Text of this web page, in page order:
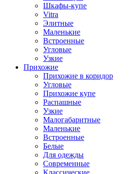
Шкафы-купе
Vitra
Элитные
Маленькие
Встроенные
Угловые
Узкие
Прихожие
Прихожие в коридор
Угловые
Прихожие купе
Распашные
Узкие
Малогабаритные
Маленькие
Встроенные
Белые
Для одежды
Современные
Классические